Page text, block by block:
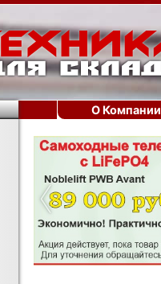
‹
О Компании